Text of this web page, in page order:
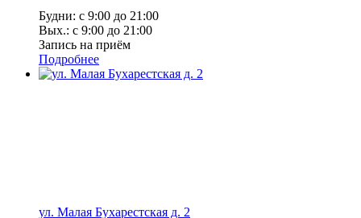
Будни: с 9:00 до 21:00
Вых.: с 9:00 до 21:00
Запись на приём
Подробнее
ул. Малая Бухарестская д. 2